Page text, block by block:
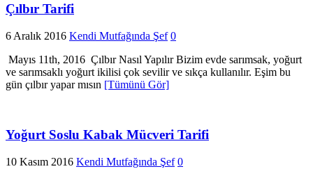
Çılbır Tarifi
6 Aralık 2016 Kendi Mutfağında Şef 0
Mayıs 11th, 2016 Çılbır Nasıl Yapılır Bizim evde sarımsak, yoğurt
ve sarımsaklı yoğurt ikilisi çok sevilir ve sıkça kullanılır. Eşim bu
gün çılbır yapar mısın [Tümünü Gör]
Yoğurt Soslu Kabak Mücveri Tarifi
10 Kasım 2016 Kendi Mutfağında Şef 0